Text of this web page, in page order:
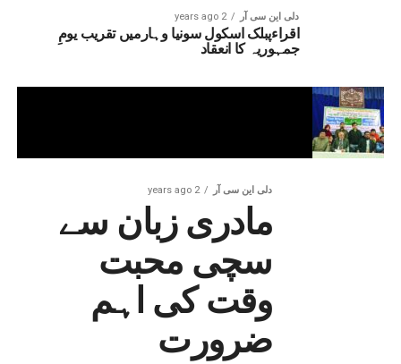
دلی این سی آر 2 years ago
اقراءپبلک اسکول سونیا وہارمیں تقریب یومِ
جمہوریہ کا انعقاد
دلی این سی آر 2 years ago
مادری زبان سے
سچی محبت
وقت کی اہم
ضرورت